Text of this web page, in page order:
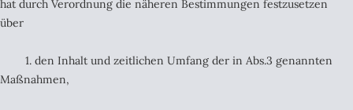
hat durch Verordnung die näheren Bestimmungen festzusetzen
über
1. den Inhalt und zeitlichen Umfang der in Abs.3 genannten
Maßnahmen,